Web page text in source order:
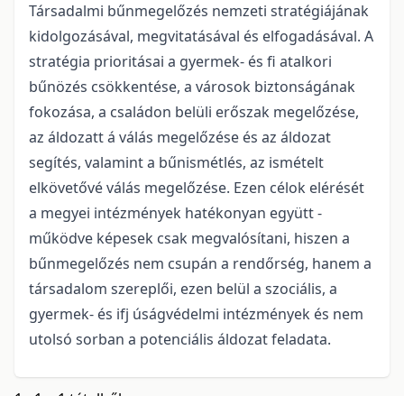
Társadalmi bűnmegelőzés nemzeti stratégiájának
kidolgozásával, megvitatásával és elfogadásával. A
stratégia prioritásai a gyermek- és fi atalkori
bűnözés csökkentése, a városok biztonságának
fokozása, a családon belüli erőszak megelőzése,
az áldozatt á válás megelőzése és az áldozat
segítés, valamint a bűnismétlés, az ismételt
elkövetővé válás megelőzése. Ezen célok elérését
a megyei intézmények hatékonyan együtt -
működve képesek csak megvalósítani, hiszen a
bűnmegelőzés nem csupán a rendőrség, hanem a
társadalom szereplői, ezen belül a szociális, a
gyermek- és ifj úságvédelmi intézmények és nem
utolsó sorban a potenciális áldozat feladata.